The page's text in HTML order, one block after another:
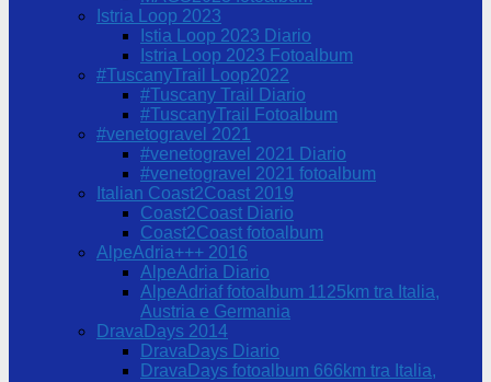
Istria Loop 2023
Istia Loop 2023 Diario
Istria Loop 2023 Fotoalbum
#TuscanyTrail Loop2022
#Tuscany Trail Diario
#TuscanyTrail Fotoalbum
#venetogravel 2021
#venetogravel 2021 Diario
#venetogravel 2021 fotoalbum
Italian Coast2Coast 2019
Coast2Coast Diario
Coast2Coast fotoalbum
AlpeAdria+++ 2016
AlpeAdria Diario
AlpeAdriaf fotoalbum 1125km tra Italia,
Austria e Germania
DravaDays 2014
DravaDays Diario
DravaDays fotoalbum 666km tra Italia,